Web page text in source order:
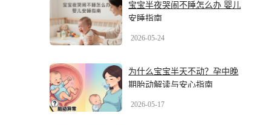
宝宝半夜哭闹不睡怎么办 婴儿
安睡指南
2026-05-24
为什么宝宝半天不动？孕中晚
期胎动解读与安心指南
2026-05-17